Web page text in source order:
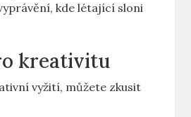
kde ⁤létající sloni
kreativitu
vyžití,⁣ můžete zkusit